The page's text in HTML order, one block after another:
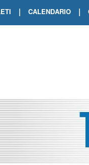
| CALENDARIO |